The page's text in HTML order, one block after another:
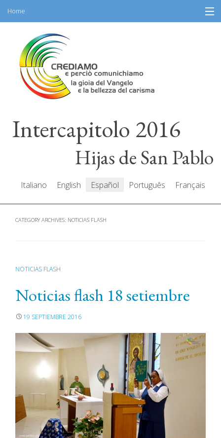
content
Home
Información
Programa
Participantes
Recursos
Intercapitolo 2016
Hijas de San Pablo
Italiano English Español Português Français
CATEGORY ARCHIVES: NOTICIAS FLASH
NOTICIAS FLASH
Noticias flash 18 setiembre
19 SEPTIEMBRE 2016